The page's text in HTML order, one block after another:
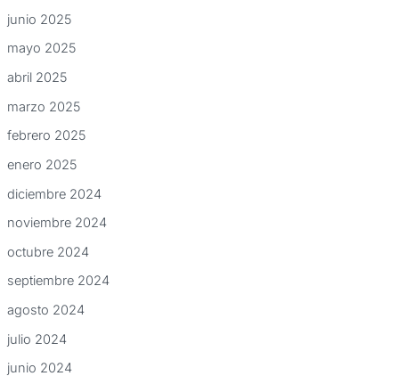
junio 2025
mayo 2025
abril 2025
marzo 2025
febrero 2025
enero 2025
diciembre 2024
noviembre 2024
octubre 2024
septiembre 2024
agosto 2024
julio 2024
junio 2024